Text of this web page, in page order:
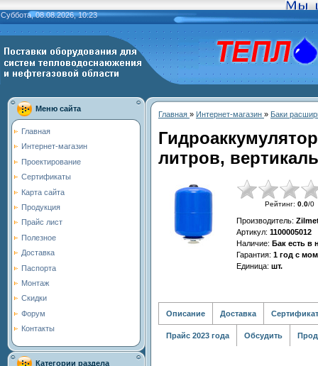
Суббота, 08.08.2026, 10:23
Меню сайта
Главная
Интернет-магазин
Проектирование
Сертификаты
Карта сайта
Продукция
Прайс лист
Полезное
Доставка
Паспорта
Монтаж
Скидки
Форум
Контакты
Категории раздела
Главная » Интернет-магазин » Баки
литров,
Рейтинг: 0.0/0
Производитель:
Артикул: 1100005012
Наличие: Бак есть в
Гарантия: 1 год с
Единица: шт.
Описание Доставка Сертификат
Прайс 2023 года Обсудить